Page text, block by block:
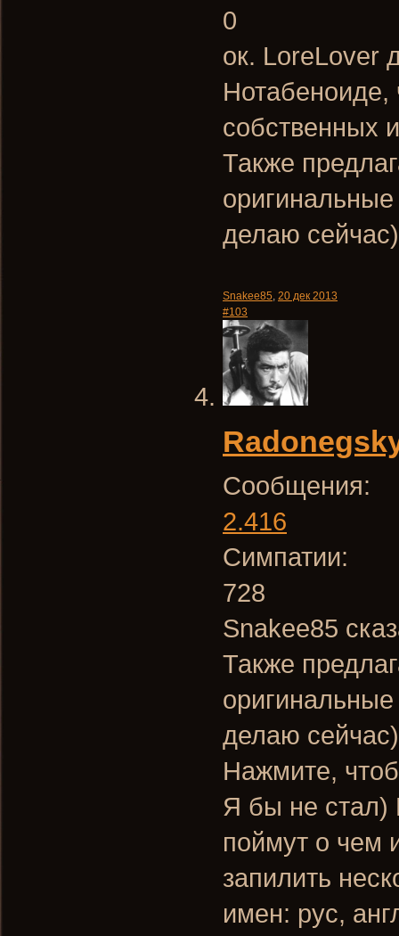
0
ок. LoreLover
Нотабеноиде,
собственных
Также
оригинальные
делаю сейчас)
Snakee85, 20 дек 2013
#103
Сообщения:
2.416
Симпатии:
728
Snakee85
Также
оригинальные
делаю сейчас)
Нажмите,
Я бы не стал)
поймут о чем
запилить
имен: рус,